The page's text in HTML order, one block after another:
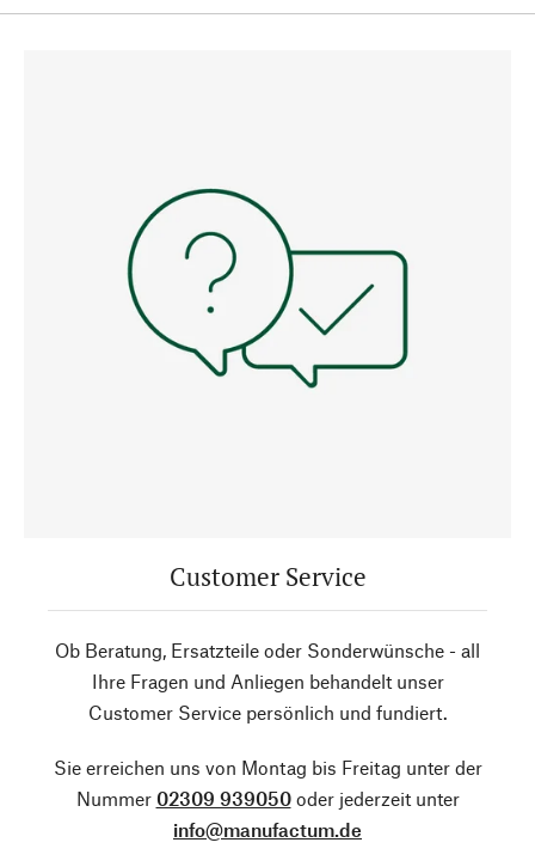
Customer Service
Ob Beratung, Ersatzteile oder Sonderwünsche - all
Ihre Fragen und Anliegen behandelt unser
Customer Service persönlich und fundiert.
Sie erreichen uns von Montag bis Freitag unter der
Nummer 02309 939050oder jederzeit unter
info@manufactum.de